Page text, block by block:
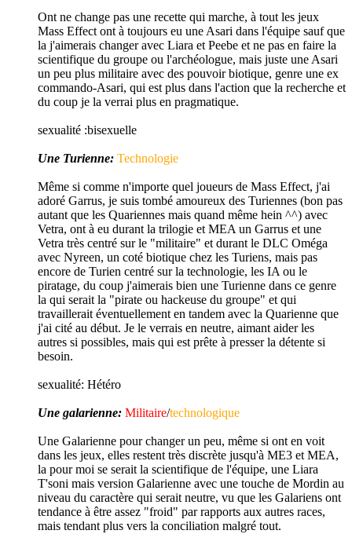
Ont ne change pas une recette qui marche, à tout les jeux
Mass Effect ont à toujours eu une Asari dans l'équipe sauf que
la j'aimerais changer avec Liara et Peebe et ne pas en faire la
scientifique du groupe ou l'archéologue, mais juste une Asari
un peu plus militaire avec des pouvoir biotique, genre une ex
commando-Asari, qui est plus dans l'action que la recherche et
du coup je la verrai plus en pragmatique.
sexualité :bisexuelle
Une Turienne: Technologie
Même si comme n'importe quel joueurs de Mass Effect, j'ai
adoré Garrus, je suis tombé amoureux des Turiennes (bon pas
autant que les Quariennes mais quand même hein ^^) avec
Vetra, ont à eu durant la trilogie et MEA un Garrus et une
Vetra très centré sur le "militaire" et durant le DLC Oméga
avec Nyreen, un coté biotique chez les Turiens, mais pas
encore de Turien centré sur la technologie, les IA ou le
piratage, du coup j'aimerais bien une Turienne dans ce genre
la qui serait la "pirate ou hackeuse du groupe" et qui
travaillerait éventuellement en tandem avec la Quarienne que
j'ai cité au début. Je le verrais en neutre, aimant aider les
autres si possibles, mais qui est prête à presser la détente si
besoin.
sexualité: Hétéro
Une galarienne: Militaire/technologique
Une Galarienne pour changer un peu, même si ont en voit
dans les jeux, elles restent très discrète jusqu'à ME3 et MEA,
la pour moi se serait la scientifique de l'équipe, une Liara
T'soni mais version Galarienne avec une touche de Mordin au
niveau du caractère qui serait neutre, vu que les Galariens ont
tendance à être assez "froid" par rapports aux autres races,
mais tendant plus vers la conciliation malgré tout.